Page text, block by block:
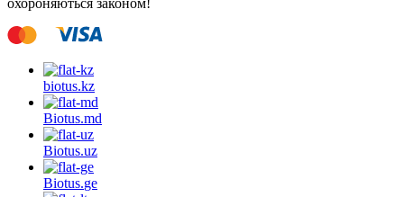
biotus.kz
Biotus.md
Biotus.uz
Biotus.ge